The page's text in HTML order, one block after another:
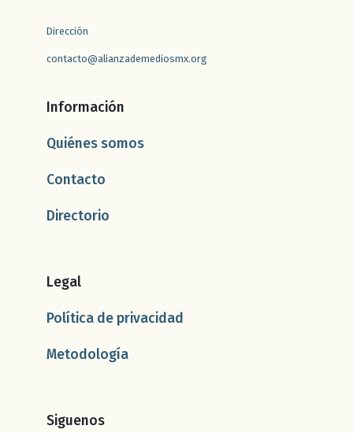
Dirección
contacto@alianzademediosmx.org
Información
Quiénes somos
Contacto
Directorio
Legal
Política de privacidad
Metodología
Siguenos